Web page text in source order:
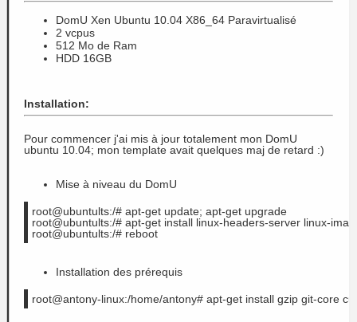
DomU Xen Ubuntu 10.04 X86_64 Paravirtualisé
2 vcpus
512 Mo de Ram
HDD 16GB
Installation:
Pour commencer j'ai mis à jour totalement mon DomU
ubuntu 10.04; mon template avait quelques maj de retard :)
Mise à niveau du DomU
root@ubuntults:/# apt-get update; apt-get upgrade
root@ubuntults:/# apt-get install linux-headers-server linux-
root@ubuntults:/# reboot
Installation des prérequis
root@antony-linux:/home/antony# apt-get install gzip git-core